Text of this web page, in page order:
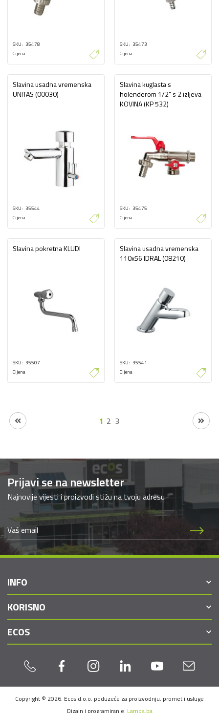
SKU 35478
Cijena
SKU 35473
Cijena
Slavina usadna vremenska
UNITAS (00030)
SKU 35544
Cijena
Slavina kuglasta s
holenderom 1/2" s 2 izljeva
KOVINA (KP 532)
SKU 35475
Cijena
Slavina pokretna KLUDI
SKU 35507
Cijena
Slavina usadna vremenska
110x56 IDRAL (08210)
SKU 35541
Cijena
1 2 3
Prijavi se na newsletter
Najnovije vijesti i proizvodi stižu na tvoju adresu
INFO
KORISNO
ECOS
Copyright © 2026. Ecos d.o.o. poduzeće za proizvodnju, promet i usluge
Dizajn i programiranje: Lampa.ba